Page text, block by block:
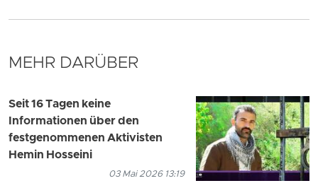
MEHR DARÜBER
Seit 16 Tagen keine
Informationen über den
festgenommenen Aktivisten
Hemin Hosseini
03 Mai 2026 13:19